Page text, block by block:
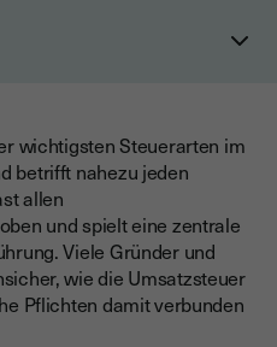
und Mehrwertsteuer
in der Praxis?
wichtigsten Steuerarten im
betrifft nahezu jeden
allen
und spielt eine zentrale
Viele Gründer und
wie die Umsatzsteuer
Pflichten damit verbunden